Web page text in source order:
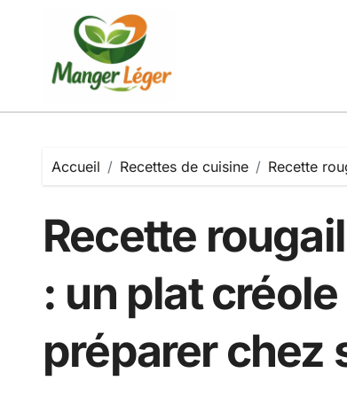
Accueil Recettes de cuisine Recette
Recette
: un plat
préparer chez